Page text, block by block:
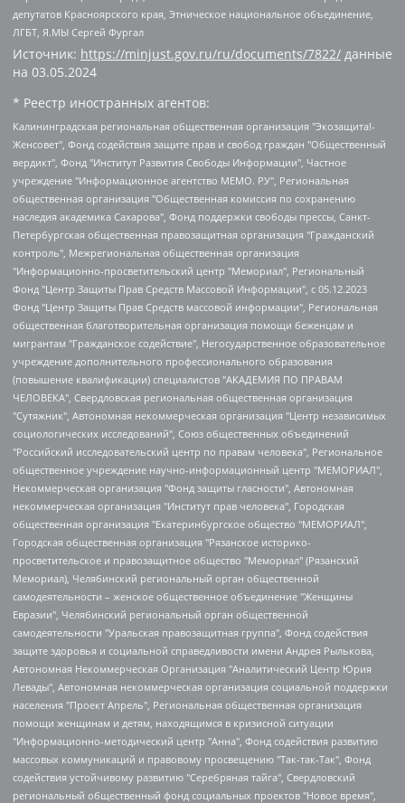
депутатов Красноярского края, Этническое национальное объединение,
ЛГБТ, Я.МЫ Сергей Фургал
Источник: https://minjust.gov.ru/ru/documents/7822/ данные
на 03.05.2024
* Реестр иностранных агентов:
Калининградская региональная общественная организация "Экозащита!-Женсовет", Фонд содействия защите прав и свобод граждан "Общественный вердикт", Фонд "Институт Развития Свободы Информации", Частное учреждение "Информационное агентство МЕМО. РУ", Региональная общественная организация "Общественная комиссия по сохранению наследия академика Сахарова", Фонд поддержки свободы прессы, Санкт-Петербургская общественная правозащитная организация "Гражданский контроль", Межрегиональная общественная организация "Информационно-просветительский центр "Мемориал", Региональный Фонд "Центр Защиты Прав Средств Массовой Информации", с 05.12.2023 Фонд "Центр Защиты Прав Средств массовой информации", Региональная общественная благотворительная организация помощи беженцам и мигрантам "Гражданское содействие", Негосударственное образовательное учреждение дополнительного профессионального образования (повышение квалификации) специалистов "АКАДЕМИЯ ПО ПРАВАМ ЧЕЛОВЕКА", Свердловская региональная общественная организация "Сутяжник", Автономная некоммерческая организация "Центр независимых социологических исследований", Союз общественных объединений "Российский исследовательский центр по правам человека", Региональное общественное учреждение научно-информационный центр "МЕМОРИАЛ", Некоммерческая организация "Фонд защиты гласности", Автономная некоммерческая организация "Институт прав человека", Городская общественная организация "Екатеринбургское общество "МЕМОРИАЛ", Городская общественная организация "Рязанское историко-просветительское и правозащитное общество "Мемориал" (Рязанский Мемориал), Челябинский региональный орган общественной самодеятельности – женское общественное объединение "Женщины Евразии", Челябинский региональный орган общественной самодеятельности "Уральская правозащитная группа", Фонд содействия защите здоровья и социальной справедливости имени Андрея Рылькова, Автономная Некоммерческая Организация "Аналитический Центр Юрия Левады", Автономная некоммерческая организация социальной поддержки населения "Проект Апрель", Региональная общественная организация помощи женщинам и детям, находящимся в кризисной ситуации "Информационно-методический центр "Анна", Фонд содействия развитию массовых коммуникаций и правовому просвещению "Так-так-Так", Фонд содействия устойчивому развитию "Серебряная тайга", Свердловский региональный общественный фонд социальных проектов "Новое время", "Idel.Реалии", Кавказ.Реалии, Крым.Реалии, Телеканал Настоящее Время, Татаро-башкирская служба Радио Свобода (Azatliq Radiosi), Радио Свободная Европа/Радио Свобода (PCE/PC), "Сибирь.Реалии", "Фактограф", Благотворительный фонд помощи осужденным и их семьям, Автономная некоммерческая организация "Институт глобализации и социальных движений", Фонд "В защиту прав заключенных", Частное учреждение "Центр поддержки и содействия развитию средств массовой информации", Пензенский региональный общественный благотворительный фонд "Гражданский союз", "Север.Реалии", Некоммерческая организация Фонд "Правовая инициатива", Общество с ограниченной ответственностью "Радио Свободная Европа/Радио Свобода", Чешское информационное агентство "MEDIUM-ORIENT", Красноярская региональная общественная организация "Мы против СПИДа", Камалягин Денис Николаевич, Маркелов Сергей Евгеньевич, Пономарев Лев Александрович, Савицкая Людмила Алексеевна, Автономная некоммерческая организация "Центр по работе с проблемой насилия "НАСИЛИЮ.НЕТ", Межрегиональный профессиональный союз работников здравоохранения "Альянс врачей", Юридическое лицо, зарегистрированное в Латвийской Республике, SIA "Medusa Project" (регистрационный номер 40103797863, дата регистрации 10.06.2014), Некоммерческая организация "Фонд по борьбе с коррупцией", Автономная некоммерческая организация "Институт права и публичной политики", Баданин Роман Сергеевич, Гликин Максим Александрович, Железнова Мария Михайловна, Лукьянова Юлия Сергеевна, Маетная Елизавета Витальевна, Маняхин Петр Борисович, Чуракова Ольга Владимировна, Ярош Юлия Петровна, Юридическое лицо "The Insider SIA", зарегистрированное в Риге, Латвийская Республика (дата регистрации 26.06.2015), являющееся администратором доменного имени интернет-издания "The Insider SIA", https://theins.ru, Постернак Алексей Евгеньевич, Рубин Михаил Аркадьевич, Анин Роман Александрович, Юридическое лицо Istories fonds, зарегистрированное в Латвийской Республике (регистрационный номер 50008295751, дата регистрации 24.02.2020), Великовский Дмитрий Александрович, Долинина Ирина Николаевна, Мароховская Алеся Алексеевна, Шлейнов Роман Юрьевич, Шмагун Олеся Валентиновна, Общество с ограниченной ответственностью "Альтаир 2021", Общество с ограниченной ответственностью "Вега 2021", Общество с ограниченной ответственностью "Главный редактор 2021", Общество с ограниченной ответственностью "Ромашки монолит", Важенков Артем Валерьевич, Ивановская областная общественная организация "Центр гендерных исследований", Гурман Юрий Альбертович, Медиапроект "ОВД-Инфо", Егоров Владимир Владимирович, Жилинский Владимир Александрович, Общество с ограниченной ответственностью "ЗП", Иванова София Юрьевна, Карезина Инна Павловна, Кильтау Екатерина Викторовна, Петров Алексей Викторович, Пискунов Сергей Евгеньевич, Смирнов Сергей Сергеевич, Тихонов Михаил Сергеевич, Общество с ограниченной ответственностью "ЖУРНАЛИСТ-ИНОСТРАННЫЙ АГЕНТ", Арапова Галина Юрьевна, Вольтская Татьяна Анатольевна, Американская компания "Mason G.E.S. Anonymous Foundation" (США), являющаяся владельцем интернет-издания https://mnews.world/, Компания "Stichting Bellingcat", зарегистрированная в Нидерландах (дата регистрации 11.07.2018), Захаров Андрей Вячеславович, Клепиковская Екатерина Дмитриевна, Общество с ограниченной ответственностью "МЕМО", Перл Роман Александрович, Симонов Евгений Алексеевич, Соловьева Елена Анатольевна, Сотников Даниил Владимирович, Сурначева Елизавета Дмитриевна, Автономная некоммерческая организация по защите прав человека и информированию населения "Якутия – Наше Мнение", Общество с ограниченной ответственностью "Москоу диджитал медиа", с 26.01.2023 Общество с ограниченной ответственностью "Чайка Белые сады", Ветошкина Валерия Валерьевна, Заговора Максим Александрович, Межрегиональное общественное движение "Российская ЛГБТ - сеть", Оленичев Максим Владимирович, Павлов Иван Юрьевич, Скворцова Елена Сергеевна, Общество с ограниченной ответственностью "Как бы инагент", Кочетков Игорь Викторович, Общество с ограниченной ответственностью "Честные выборы", Еланчик Олег Александрович, Общество с ограниченной ответственностью "Нобелевский призыв", Гималова Регина Эмилевна, Григорьев Андрей Валерьевич, Григорьева Алина Александровна, Ассоциация по содействию защите прав призывников, альтернативнослужащих и военнослужащих "Правозащитная группа "Гражданин.Армия.Право", Хисамова Регина Фаритовна, Автономная некоммерческая организация по реализации социально-правовых программ "Лилит", Дальневосточное общественное движение "Маяк", Санкт-Петербургская ЛГБТ-инициативная группа "Выход", Инициативная группа ЛГБТ+ "Реверс", Алексеев Андрей Викторович, Бекбулатова Таисия Львовна, Беляев Иван Михайлович, Владыкина Елена Сергеевна, Гельман Марат Александрович, Никульшина Вероника Юрьевна, Толоконникова Надежда Андреевна, Шендерович Виктор Анатольевич, Общество с ограниченной ответственностью "Данное сообщение", Общество с ограниченной ответственностью Издательский дом "Новая глава", Айнбиндер Александра Александровна, Московский комьюнити-центр для ЛГБТ+инициатив, Благотворительный фонд развития филантропии, Deutsche Welle (Германия, Kurt-Schumacher-Strasse 3, 53113 Bonn), Борзунова Мария Михайловна, Воробьев Виктор Викторович, Голубева Анна Львовна, Константинова Алла Михайловна, Малкова Ирина Владимировна, Мурадов Мурад Абдулгалимович, Осетинская Елизавета Николаевна, Понасенков Евгений Николаевич, Ганапольский Матвей Юрьевич, Киселев Евгений Алексеевич, Борухович Ирина Григорьевна, Дремин Иван Тимофеевич, Дубровский Дмитрий Викторович, Красноярская региональная общественная организация поддержки и развития альтернативных образовательных технологий и межкультурных коммуникаций "ИНТЕРРА", Маяковская Екатерина Алексеевна, Фейгин Марк Захарович, Филимонов Андрей Викторович, Дзугкоева Регина Николаевна, Доброхотов Роман Александрович, Дудь Юрий Александрович, Елкин Сергей Владимирович, Кругликов Кирилл Игоревич, Сабунаева Мария Леонидовна, Семенов Алексей Владимирович, Шаинян Карен Багратович, Шульман Екатерина Михайловна, Асафьев Артур Валерьевич, Вахштайн Виктор Семенович, Венедиктов Алексей Алексеевич, Лушникова Екатерина Евгеньевна, Волков Леонид Михайлович, Невзоров Александр Глебович, Пархоменко Сергей Борисович, Сироткин Ярослав Николаевич, Кара-Мурза Владимир Владимирович, Баранова Наталья Владимировна, Гозман Леонид Яковлевич, Кагарлицкий Борис Юльевич, Климарев Михаил Валерьевич, Милов Владимир Станиславович, Автономная некоммерческая организация Краснодарский центр современного искусства "Типография", Моргенштерн Алишер Тагирович, Соболь Любовь Эдуардовна, Общество с ограниченной ответственностью "ЛИЗА НОРМ", Каспаров Гарри Кимович, Ходорковский Михаил Борисович, Общество с ограниченной ответственностью "Апрельские тезисы", Данилович Ирина Брониславовна, Кашин Олег Владимирович, Петров Николай Владимирович, Пивоваров Алексей Владимирович, Соколов Михаил Владимирович, Цветкова Юлия Владимировна, Чичваркин Евгений Александрович, Комитет против пыток/Команда против пыток, Общество с ограниченной ответственностью "Первый научный", Общество с ограниченной ответственностью "Вертолет и ко", Белоцерковская Вероника Борисовна, Кац Максим Евгеньевич, Лазарева Татьяна Юрьевна, Шаведдинов Руслан Табризович, Яшин Илья Валерьевич, Общество с ограниченной ответственностью "Иноагент ААВ", Алешковский Дмитрий Петрович, Альбац Евгения Марковна, Быков Дмитрий Львович, Галямина Юлия Евгеньевна, Лойко Сергей Леонидович, Мартынов Кирилл Константинович, Медведев Сергей Александрович, Крашенинников Федор Геннадиевич, Гордеева Катерина Вл